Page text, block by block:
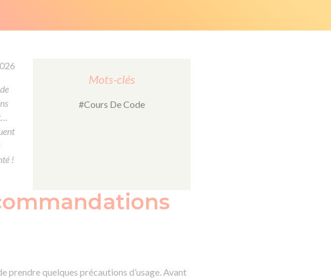
!
Mots-clés
#Cours De Code
prendre quelques précautions d’usage. Avant